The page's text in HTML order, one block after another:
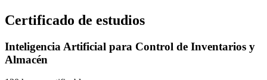
Certificado de estudios
Inteligencia Artificial para Control de Inventarios y
Almacén